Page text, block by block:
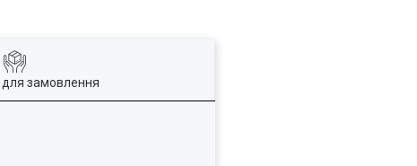
для замовлення